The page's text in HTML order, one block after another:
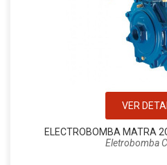
VER
ELECTROBOMBA MATRA
Eletrobomba